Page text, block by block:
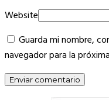
Website
Guarda mi nombre,
navegador para la